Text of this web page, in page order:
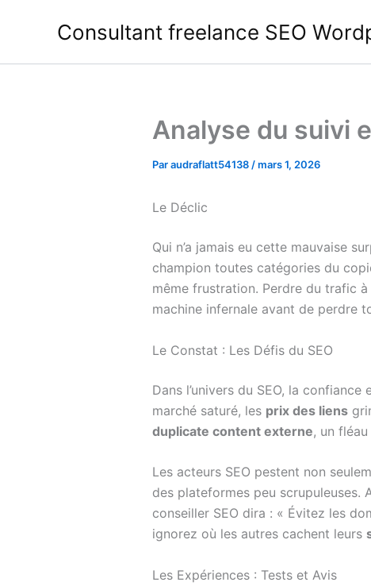
Consultant freelance SEO
Analyse du suivi
Paraudraflatt54138 /mars 1, 2026
Le Déclic
Qui n’a jamais eu cette mauvaise
champion toutes catégories du
même frustration. Perdre du trafic à
machine infernale avant de perdre
Le Constat : Les Défis du SEO
Dans l’univers du SEO, la
marché saturé, les prix des liens
duplicate content externe, un
Les acteurs SEO pestent non
des plateformes peu scrupuleuses.
conseiller SEO dira : « Évitez les
ignorez où les autres cachent leurs
Les Expériences : Tests et Avis